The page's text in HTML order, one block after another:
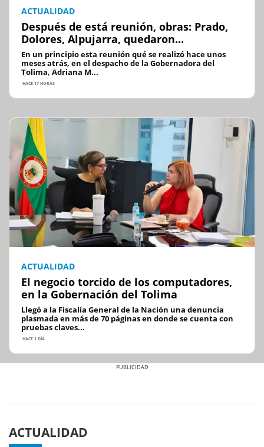
ACTUALIDAD
Después de está reunión, obras: Prado,
Dolores, Alpujarra, quedaron...
En un principio esta reunión qué se realizó hace unos
meses atrás, en el despacho de la Gobernadora del
Tolima, Adriana M...
HACE 17 HORAS
ACTUALIDAD
El negocio torcido de los computadores,
en la Gobernación del Tolima
Llegó a la Fiscalía General de la Nación una denuncia
plasmada en más de 70 páginas en donde se cuenta con
pruebas claves...
HACE 1 DÍA
ACTUALIDAD